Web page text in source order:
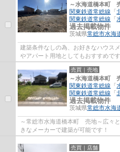
～水海道橋本町
関東鉄道常総線 「
関東鉄道常総線 「
過去掲載物件
茨城県常総市水海
建築条件なしの為、お好きなハウス
やアパート用地としてもおすすめで
社仁成不動産０２９－８９６－４２
売買｜売地
～水海道橋本町
関東鉄道常総線 「
関東鉄道常総線 「
過去掲載物件
茨城県常総市水海
～常総市水海道橋本町 売地～広々
きなメーカーで建築が可能です！
売買｜店舗